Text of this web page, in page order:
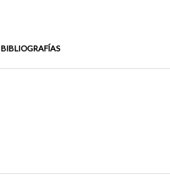
BIBLIOGRAFÍAS